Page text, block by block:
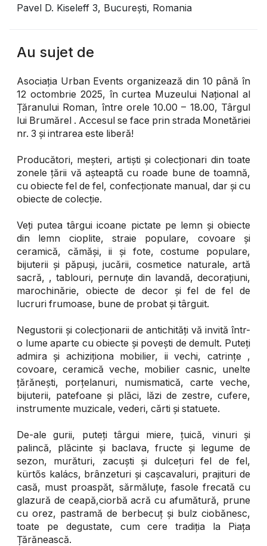
Pavel D. Kiseleff 3, București, Romania
Au sujet de
Asociația Urban Events organizează din 10 până în
12 octombrie 2025, în curtea Muzeului Național al
Țăranului Roman, între orele 10.00 – 18.00, Târgul
lui Brumărel . Accesul se face prin strada Monetăriei
nr. 3 și intrarea este liberă!
Producători, meșteri, artiști și colecționari din toate
zonele țării vă așteaptă cu roade bune de toamnă,
cu obiecte fel de fel, confecționate manual, dar și cu
obiecte de colecție.
Veți putea târgui icoane pictate pe lemn și obiecte
din lemn cioplite, straie populare, covoare și
ceramică, cămăși, ii și fote, costume populare,
bijuterii și păpuși, jucării, cosmetice naturale, artă
sacră, , tablouri, pernuțe din lavandă, decorațiuni,
marochinărie, obiecte de decor și fel de fel de
lucruri frumoase, bune de probat și târguit.
Negustorii și colecționarii de antichități vă invită într-
o lume aparte cu obiecte și povești de demult. Puteți
admira și achiziționa mobilier, ii vechi, catrințe ,
covoare, ceramică veche, mobilier casnic, unelte
țărănești, porțelanuri, numismatică, carte veche,
bijuterii, patefoane și plăci, lăzi de zestre, cufere,
instrumente muzicale, vederi, cărti și statuete.
De-ale gurii, puteți târgui miere, țuică, vinuri și
palincă, plăcinte și baclava, fructe și legume de
sezon, murături, zacuști și dulcețuri fel de fel,
kürtős kalács, brânzeturi și cașcavaluri, prajituri de
casă, must proaspăt, sărmăluțe, fasole frecată cu
glazură de ceapă,ciorbă acră cu afumătură, prune
cu orez, pastramă de berbecuț și bulz ciobănesc,
toate pe degustate, cum cere tradiția la Piața
Țărănească.